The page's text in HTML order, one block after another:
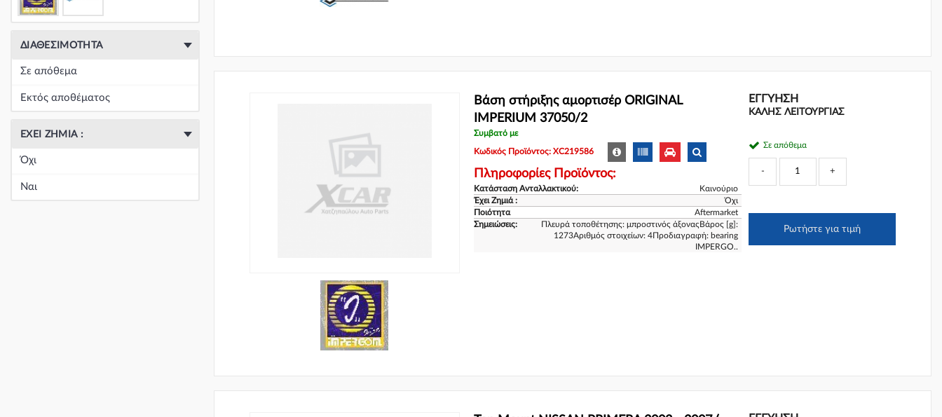
ΔΙΑΘΕΣΙΜΌΤΗΤΑ
Σε απόθεμα
Εκτός αποθέματος
ΈΧΕΙ ΖΗΜΙΆ :
Όχι
Ναι
Βάση στήριξης αμορτισέρ ORIGINAL
IMPERIUM 37050/2
Συμβατό με
Κωδικός Προϊόντος: XC219586
Πληροφορίες Προϊόντος:
Κατάσταση Ανταλλακτικού:
Καινούριο
Έχει Ζημιά :
Όχι
Ποιότητα
Aftermarket
Σημειώσεις:
Πλευρά τοποθέτησης: μπροστινός άξοναςΒάρος [g]:
1273Αριθμός στοιχείων: 4Προδιαγραφή: bearing
IMPERGO..
ΕΓΓΎΗΣΗ
ΚΑΛΗΣ ΛΕΙΤΟΥΡΓΙΑΣ
Σε απόθεμα
- +
Ρωτήστε για τιμή